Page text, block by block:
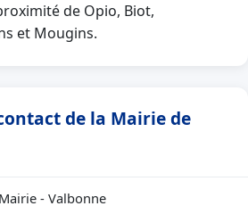
de Opio, Biot,
et Mougins.
de la Mairie de
Mairie - Valbonne